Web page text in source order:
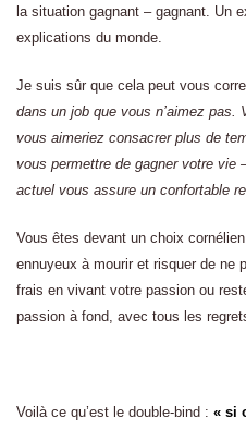
la situation gagnant – gagnant. Un
explications du monde.
Je suis sûr que cela peut vous
dans un job que vous n’aimez
vous aimeriez consacrer plus de
vous permettre de gagner votre vie
actuel vous assure un confortable
Vous êtes devant un choix
ennuyeux à mourir et risquer de ne
frais en vivant votre passion ou
passion à fond, avec tous les
Voilà ce qu’est le double-bind : « si